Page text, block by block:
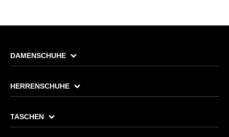
DAMENSCHUHE
HERRENSCHUHE
TASCHEN